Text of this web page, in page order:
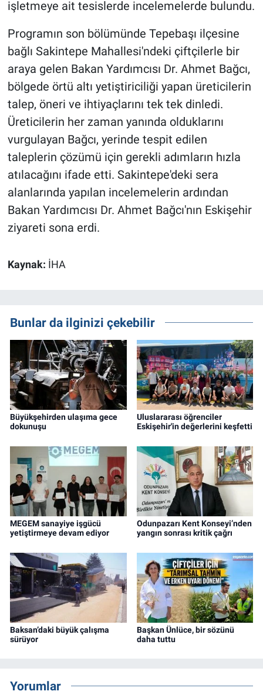
işletmeye ait tesislerde incelemelerde bulundu.
Programın son bölümünde Tepebaşı ilçesine
bağlı Sakintepe Mahallesi'ndeki çiftçilerle bir
araya gelen Bakan Yardımcısı Dr. Ahmet Bağcı,
bölgede örtü altı yetiştiriciliği yapan üreticilerin
talep, öneri ve ihtiyaçlarını tek tek dinledi.
Üreticilerin her zaman yanında olduklarını
vurgulayan Bağcı, yerinde tespit edilen
taleplerin çözümü için gerekli adımların hızla
atılacağını ifade etti. Sakintepe'deki sera
alanlarında yapılan incelemelerin ardından
Bakan Yardımcısı Dr. Ahmet Bağcı'nın Eskişehir
ziyareti sona erdi.
Kaynak: İHA
Bunlar da ilginizi çekebilir
Büyükşehirden ulaşıma gece
dokunuşu
Uluslararası öğrenciler
Eskişehir'in değerlerini keşfetti
MEGEM sanayiye işgücü
yetiştirmeye devam ediyor
Odunpazarı Kent Konseyi’nden
yangın sonrası kritik çağrı
Baksan’daki büyük çalışma
sürüyor
Başkan Ünlüce, bir sözünü
daha tuttu
Yorumlar